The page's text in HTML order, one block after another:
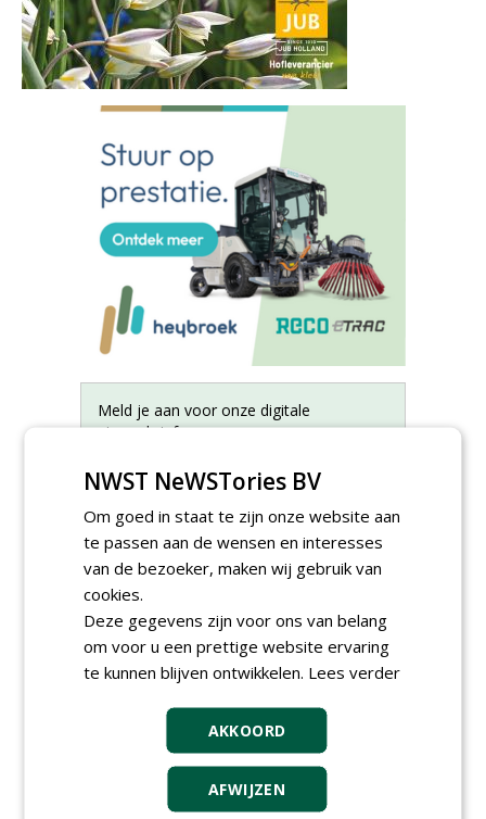
Meld je aan voor onze digitale
nieuwsbrief.
Adviseur openbaar groen,
sportvelden & golfbanen bij
Vos Capelle
27-07-2026, Sprang-Capelle
NWST NeWSTories BV
Om goed in staat te zijn onze website aan
te passen aan de wensen en interesses
van de bezoeker, maken wij gebruik van
cookies.
Deze gegevens zijn voor ons van belang
om voor u een prettige website ervaring
te kunnen blijven ontwikkelen. Lees verder
AKKOORD
AFWIJZEN